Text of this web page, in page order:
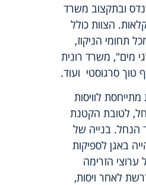
ובתקצוב משרד
הצוות כולל
תחומי הניקוז,
מים", משרד רונית
טוך סרגוסטי ועוד.
לוויסות
לטובת הקטנת
הנחל. בנייה של
באגן לספיקות
ערוצי הזרימה
לאחר ויסות,